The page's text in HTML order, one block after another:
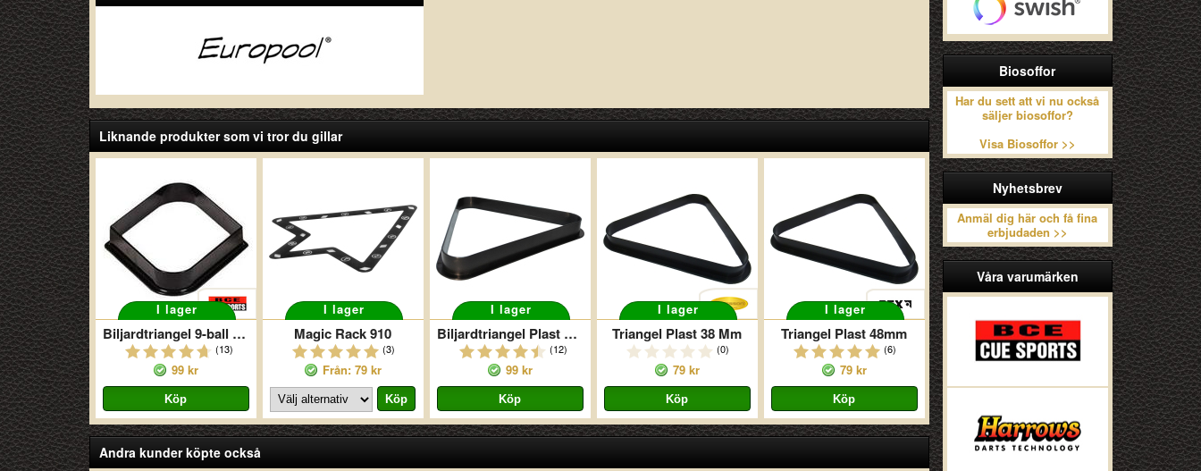
Biosoffor
Har du sett att vi nu också
säljer biosoffor?
Visa Biosoffor >>
Nyhetsbrev
Anmäl dig här och få fina
erbjudaden >>
Våra varumärken
Liknande produkter som vi tror du gillar
I lager
Biljardtriangel 9-ball Plast Svart
(13)
99 kr
I lager
Magic Rack 910
(3)
Från: 79 kr
I lager
Biljardtriangel Plast Standard
(12)
99 kr
I lager
Triangel Plast 38 Mm
(0)
79 kr
I lager
Triangel Plast 48mm
(6)
79 kr
Andra kunder köpte också